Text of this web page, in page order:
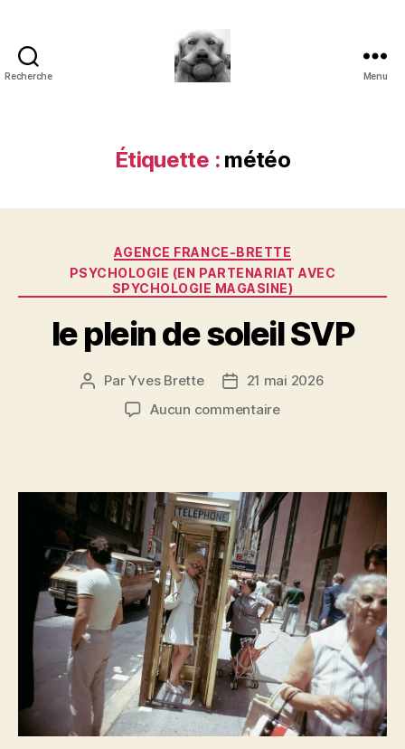
Recherche
paradoxe
en
Menu
Étiquette : météo
Catégories
AGENCE FRANCE-BRETTE
PSYCHOLOGIE (EN PARTENARIAT AVEC
SPYCHOLOGIE MAGASINE)
le plein de soleil SVP
Auteur
l’article
ParYves Brette
Date21 mai 2026
Aucun commentairesur
soleil
SVP